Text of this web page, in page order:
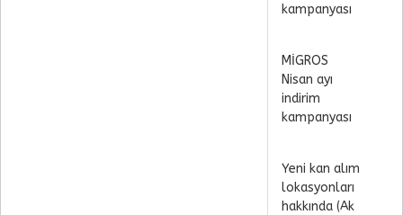
kampanyası
MİGROS
Nisan ayı
indirim
kampanyası
Yeni kan alım
lokasyonları
hakkında (Ak